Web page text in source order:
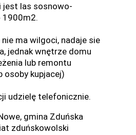
jest las sosnowo-
1900m2.
ma wilgoci, nadaje sie
jednak wnętrze domu
lub remontu
osoby kupjacej)
udzielę telefonicznie.
gmina Zduńska
zduńskowolski